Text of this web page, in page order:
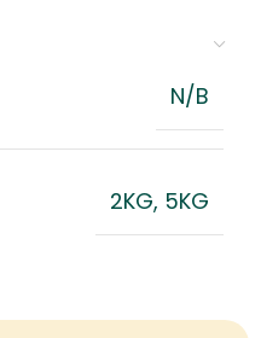
N/B
2KG, 5KG